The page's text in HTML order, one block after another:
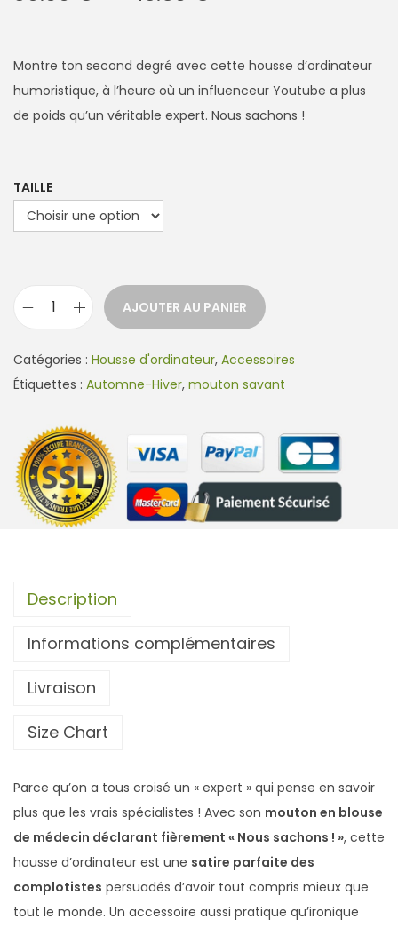
g
e
d
:
3
.
0
€
à
4
Montre ton second degré avec cette housse d’ordinateur
humoristique, à l’heure où un influenceur Youtube a plus
de poids qu’un véritable expert. Nous sachons !
TAILLE
a
n
i
t
é
d
o
s
e
r
i
n
a
t
e
u
AJOUTER AU PANIER
Catégories : Housse d'ordinateur, Accessoires
Étiquettes : Automne-Hiver, mouton savant
Description
Informations complémentaires
Livraison
Size Chart
Parce qu’on a tous croisé un « expert » qui pense en savoir
plus que les vrais spécialistes ! Avec son mouton en blouse
de médecin déclarant fièrement « Nous sachons ! », cette
housse d’ordinateur est une satire parfaite des
complotistes persuadés d’avoir tout compris mieux que
tout le monde. Un accessoire aussi pratique qu’ironique